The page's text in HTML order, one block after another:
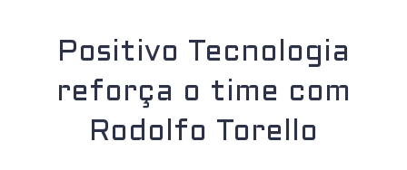
Positivo Tecnologia
reforça o time com
Rodolfo Torello